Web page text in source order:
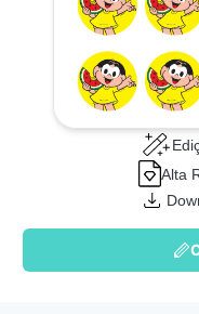
Alta